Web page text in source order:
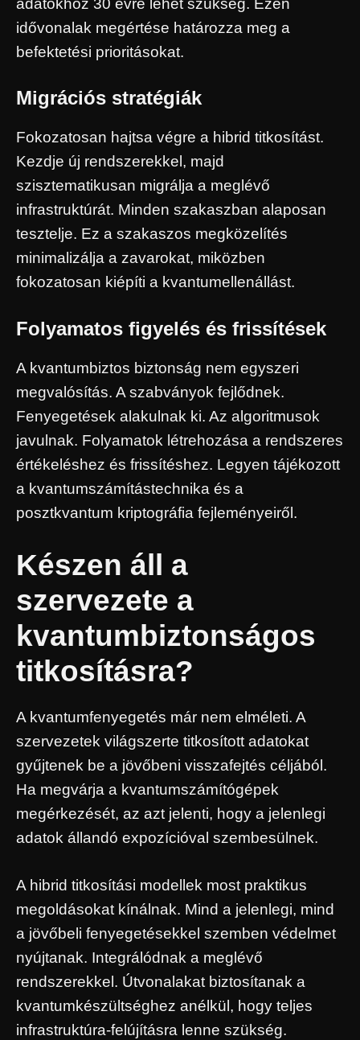
idővonalak megértése határozza meg a
befektetési prioritásokat.
Migrációs stratégiák
Fokozatosan hajtsa végre a hibrid titkosítást.
Kezdje új rendszerekkel, majd
szisztematikusan migrálja a meglévő
infrastruktúrát. Minden szakaszban alaposan
tesztelje. Ez a szakaszos megközelítés
minimalizálja a zavarokat, miközben
fokozatosan kiépíti a kvantumellenállást.
Folyamatos figyelés és frissítések
A kvantumbiztos biztonság nem egyszeri
megvalósítás. A szabványok fejlődnek.
Fenyegetések alakulnak ki. Az algoritmusok
javulnak. Folyamatok létrehozása a rendszeres
értékeléshez és frissítéshez. Legyen tájékozott
a kvantumszámítástechnika és a
posztkvantum kriptográfia fejleményeiről.
Készen áll a
szervezete a
kvantumbiztonságos
titkosításra?
A kvantumfenyegetés már nem elméleti. A
szervezetek világszerte titkosított adatokat
gyűjtenek be a jövőbeni visszafejtés céljából.
Ha megvárja a kvantumszámítógépek
megérkezését, az azt jelenti, hogy a jelenlegi
adatok állandó expozícióval szembesülnek.
A hibrid titkosítási modellek most praktikus
megoldásokat kínálnak. Mind a jelenlegi, mind
a jövőbeli fenyegetésekkel szemben védelmet
nyújtanak. Integrálódnak a meglévő
rendszerekkel. Útvonalakat biztosítanak a
kvantumkészültséghez anélkül, hogy teljes
infrastruktúra-felújításra lenne szükség.